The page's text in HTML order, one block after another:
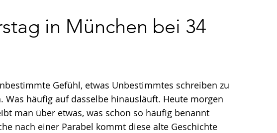
in München bei 34
Gefühl, etwas Unbestimmtes schreiben zu
Was häufig auf dasselbe hinausläuft. Heute morgen
man über etwas, was schon so häufig benannt
nach einer Parabel kommt diese alte Geschichte